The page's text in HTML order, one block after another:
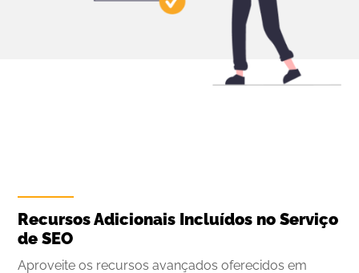
Recursos Adicionais Incluídos no Serviço
de SEO
Aproveite os recursos avançados oferecidos em